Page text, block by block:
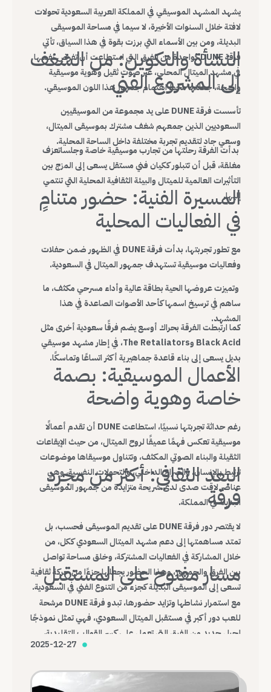
يشهد المشهد الموسيقي في المملكة العربية السعودية تحولات
لافتة خلال السنوات الأخيرة، لا سيما في مساحة الموسيقى
البديلة، ومن بين الأسماء التي برزت بقوة في هذا السياق، تأتي
فرقة DUNE كواحدة من الفرق التي استطاعت أن تفرض نفسها
في مشهد الميتال المحلي، عبر صوت ثقيل وهوية موسيقية
واضحة، جعلتها محط اهتمام جمهور هذا اللون الموسيقي.
النشأة والتكوين: من الشغف
إلى المشروع الفني
تأسست فرقة DUNE على يد مجموعة من الموسيقيين
السعوديين الذين جمعهم شغف مشترك بموسيقى الميتال،
وسعي جاد لتقديم تجربة مختلفة داخل الساحة المحلية.
بدأت الفرقة رحلتها من تجارب موسيقية خاصة وجلساتعزف
مغلقة، قبل أن تتبلور ككيان فني مستقل يسعى إلى المزج بين
التأثيرات العالمية للميتال والبيئة الثقافية المحلية التي تنتمي
إليها.
المسيرة الفنية: حضور متنامٍ
في الفعاليات المحلية
مع تطور تجربتها، بدأت فرقة DUNE في الظهور ضمن حفلات
وفعاليات موسيقية تستهدف جمهور الميتال في السعودية.
وتميزت عروضها الحية بطاقة عالية وأداء مسرحي مكثف، ما
ساهم في ترسيخ اسمها كأحد الأصوات الصاعدة في هذا
المشهد.
كما ارتبطت الفرقة بحراك أوسع يضم فرقًا سعودية أخرى مثل
Black Acid وThe Retaliators، في إطار مشهد موسيقي
بديل يسعى إلى بناء قاعدة جماهيرية أكثر اتساعًا وتماسكًا.
الأعمال الموسيقية: بصمة
خاصة وهوية واضحة
رغم حداثة تجربتها نسبيًا، استطاعت DUNE أن تقدم أعمالًا
موسيقية تعكس فهمًا عميقًا لروح الميتال، من حيث الإيقاعات
الثقيلة والبناء الصوتي المكثف، وتتناول موسيقاها موضوعات
ترتبط بالإنسان، والصراع الداخلي، والتحولات النفسية، وهي
عناصر لاقت صدى لدى شريحة متزايدة من جمهور الموسيقى
البديلة في المملكة.
البعد الثقافي: أكثر من مجرد
فرقة
لا يقتصر دور فرقة DUNE على تقديم الموسيقى فحسب، بل
تمتد مساهمتها إلى دعم مشهد الميتال السعودي ككل، من
خلال المشاركة في الفعاليات المشتركة، وخلق مساحة تواصل
بين الفرق والجمهور، وهذا الحضور يجعلها جزءًا من حركة ثقافية
تسعى إلى الموسيقى البديلة كجزء من التنوع الفني في السعودية.
مسار مفتوح على المستقبل
مع استمرار نشاطها وتزايد حضورها، تبدو فرقة DUNE مرشحة
للعب دور أكبر في مستقبل الميتال السعودي، فهي تمثل نموذجًا
لجيل جديد من الفرق التي تعمل على كسر القوالب التقليدية،
وبناء هوية موسيقية محلية قادرة على التواصل مع العالم.
2025-12-27